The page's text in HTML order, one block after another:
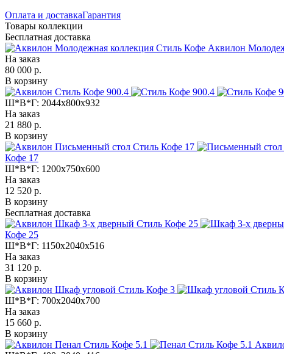
Оплата и доставкаГарантия
Товары коллекции
Бесплатная доставка
Аквилон
На заказ
80 000 р.
В корзину
Ш*В*Г: 2044x800x932
На заказ
21 880 р.
В корзину
Кофе 17
Ш*В*Г: 1200x750x600
На заказ
12 520 р.
В корзину
Бесплатная доставка
Кофе 25
Ш*В*Г: 1150x2040x516
На заказ
31 120 р.
В корзину
Ш*В*Г: 700x2040x700
На заказ
15 660 р.
В корзину